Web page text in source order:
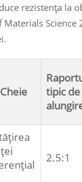
rezistența la
Materials Science
tipic de
2.5:1